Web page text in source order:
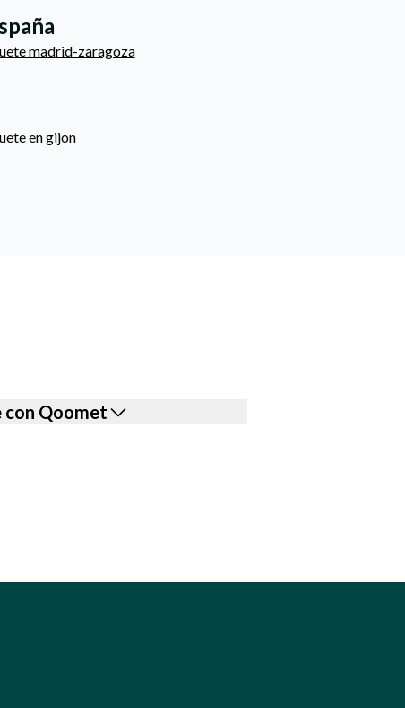
madrid-zaragoza
en gijon
con Qoomet